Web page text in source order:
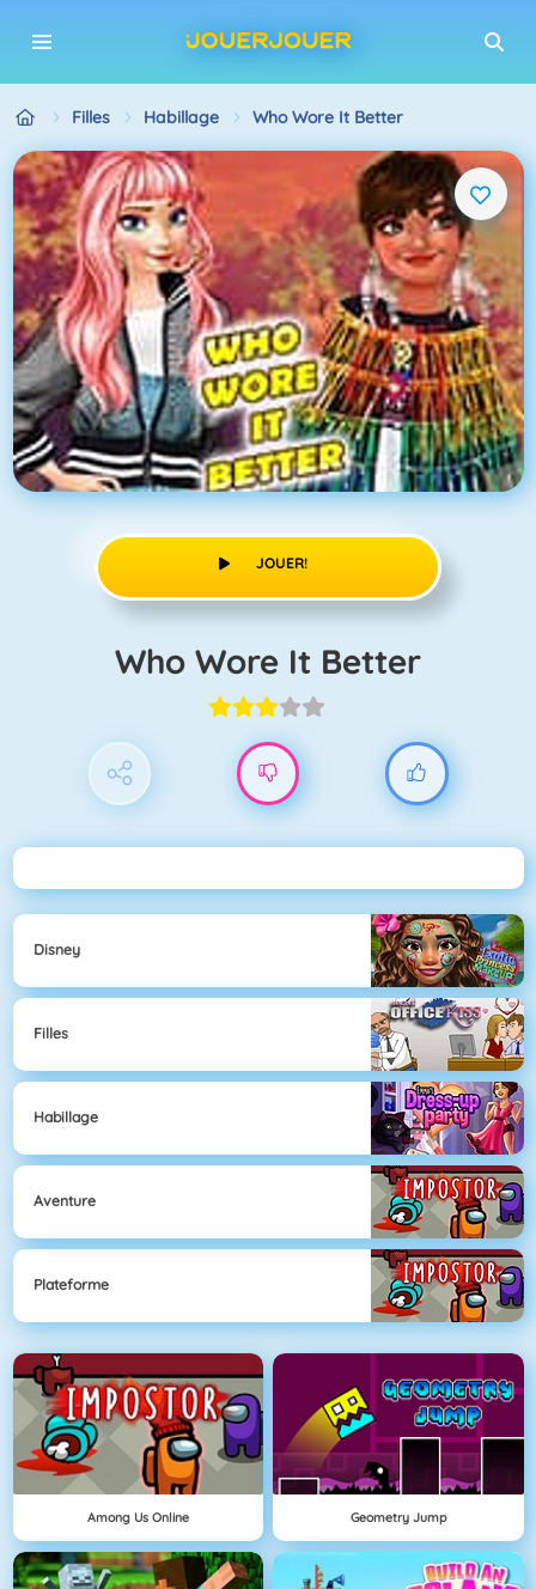
Filles Habillage Who Wore It Better
JOUER!
Who Wore It Better
Disney
Filles
Habillage
Aventure
Plateforme
Among Us Online Geometry Jump